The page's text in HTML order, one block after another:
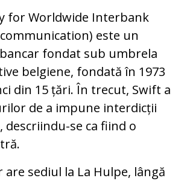
for Worldwide Interbank
este un
fondat sub umbrela
belgiene, fondată în 1973
din 15 țări. În trecut, Swift a
de a impune interdicții
se ca fiind o
are sediul la La Hulpe, lângă